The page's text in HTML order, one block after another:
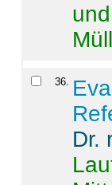
36.
Dr.